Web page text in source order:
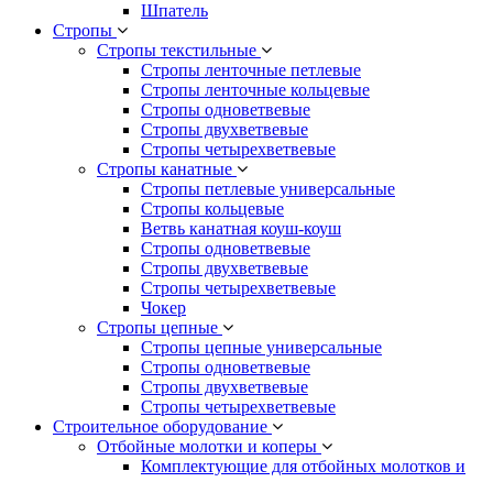
Шпатель
Стропы
Стропы текстильные
Стропы ленточные петлевые
Стропы ленточные кольцевые
Стропы одноветвевые
Стропы двухветвевые
Стропы четырехветвевые
Стропы канатные
Стропы петлевые универсальные
Стропы кольцевые
Ветвь канатная коуш-коуш
Стропы одноветвевые
Стропы двухветвевые
Стропы четырехветвевые
Чокер
Стропы цепные
Стропы цепные универсальные
Стропы одноветвевые
Стропы двухветвевые
Стропы четырехветвевые
Строительное оборудование
Отбойные молотки и коперы
Комплектующие для отбойных молотков и